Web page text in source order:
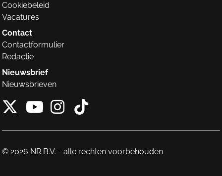
Cookiebeleid
Vacatures
Contact
Contactformulier
Redactie
Nieuwsbrief
Nieuwsbrieven
X van NieuwRechts
Instagram van
Tiktok van
© 2026 NR B.V. - alle rechten voorbehouden